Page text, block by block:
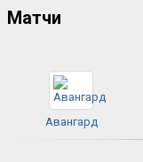
Матчи
Авангард